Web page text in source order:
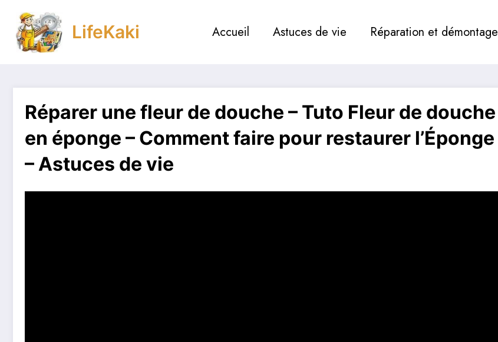
contenu
LifeKaki Accueil Astuces de vie Réparation et démontage
Réparer une fleur de douche – Tuto Fleur de douche
en éponge – Comment faire pour restaurer l’Éponge
– Astuces de vie